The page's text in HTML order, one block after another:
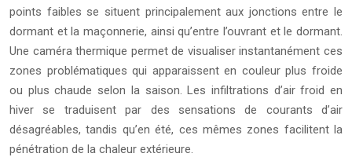
points faibles se situent principalement aux jonctions entre le
dormant et la maçonnerie, ainsi qu’entre l’ouvrant et le dormant.
Une caméra thermique permet de visualiser instantanément ces
zones problématiques qui apparaissent en couleur plus froide
ou plus chaude selon la saison. Les infiltrations d’air froid en
hiver se traduisent par des sensations de courants d’air
désagréables, tandis qu’en été, ces mêmes zones facilitent la
pénétration de la chaleur extérieure.